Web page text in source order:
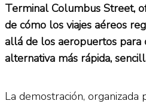
Terminal Columbus Street,
de cómo los viajes aéreos
allá de los aeropuertos para
alternativa más rápida,
La demostración,